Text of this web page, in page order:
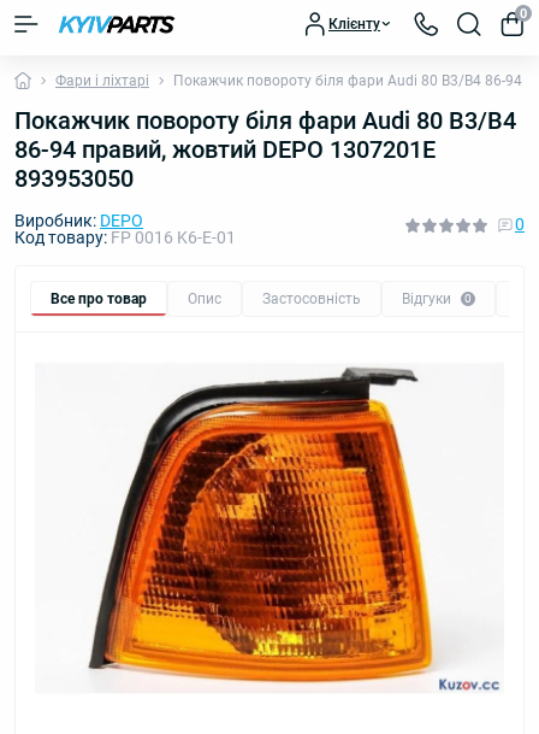
Клієнту
0
Фари і ліхтарі Покажчик повороту біля фари Audi 80 B3/B4 86-94
Покажчик повороту біля фари Audi 80 B3/B4
86-94 правий, жовтий DEPO 1307201E
893953050
Виробник: DEPO
Код товару: FP 0016 K6-E-01
0
Все про товар Опис Застосовність Відгуки 0